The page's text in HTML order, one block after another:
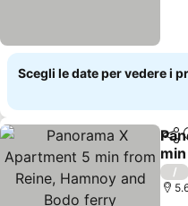
Scegli le date per vedere i
/